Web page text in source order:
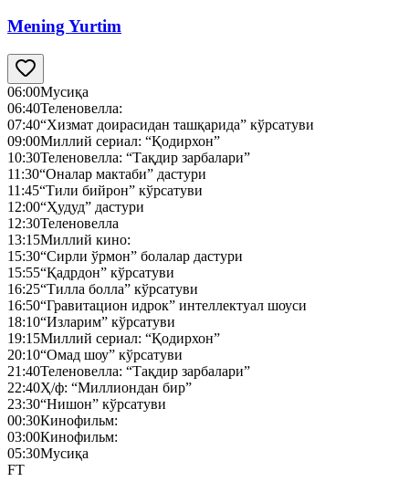
Mening Yurtim
06:00Мусиқа
06:40Теленовелла:
07:40“Хизмат доирасидан ташқарида” кўрсатуви
09:00Миллий сериал: “Қодирхон”
10:30Теленовелла: “Тақдир зарбалари”
11:30“Оналар мактаби” дастури
11:45“Тили бийрон” кўрсатуви
12:00“Ҳудуд” дастури
12:30Теленовелла
13:15Миллий кино:
15:30“Сирли ўрмон” болалар дастури
15:55“Қадрдон” кўрсатуви
16:25“Тилла болла” кўрсатуви
16:50“Гравитацион идрок” интеллектуал шоуси
18:10“Изларим” кўрсатуви
19:15Миллий сериал: “Қодирхон”
20:10“Омад шоу” кўрсатуви
21:40Теленовелла: “Тақдир зарбалари”
22:40Ҳ/ф: “Миллиондан бир”
23:30“Нишон” кўрсатуви
00:30Кинофильм:
03:00Кинофильм:
05:30Мусиқа
FT